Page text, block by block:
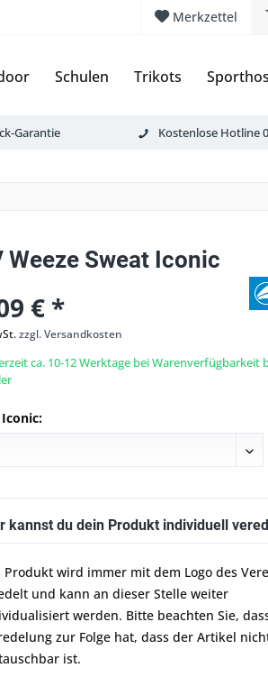
Merkzettel
Schulen Trikots
Garantie Kostenlose Hotline
Weeze Sweat Iconic
€ *
zzgl. Versandkosten
ca. 10-12 Werktage bei Warenverfügbarkeit
kannst du dein Produkt individuell
Produkt wird immer mit dem Logo des
und kann an dieser Stelle weiter
werden. Bitte beachten Sie,
zur Folge hat, dass der Artikel
ist.